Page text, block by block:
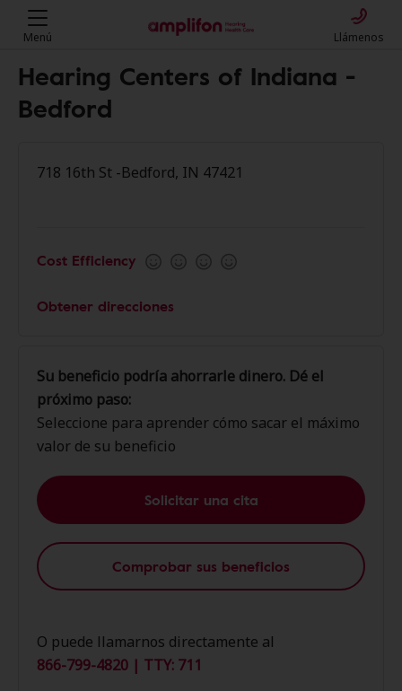
Menú Llámenos
Hearing Centers of Indiana -
Bedford
718 16th St -Bedford, IN 47421
Cost Efficiency
Obtener direcciones
Su beneficio podría ahorrarle dinero. Dé el
próximo paso:
Seleccione para aprender cómo sacar el máximo
valor de su beneficio
Solicitar una cita
Comprobar sus beneficios
O puede llamarnos directamente al
866-799-4820 | TTY: 711